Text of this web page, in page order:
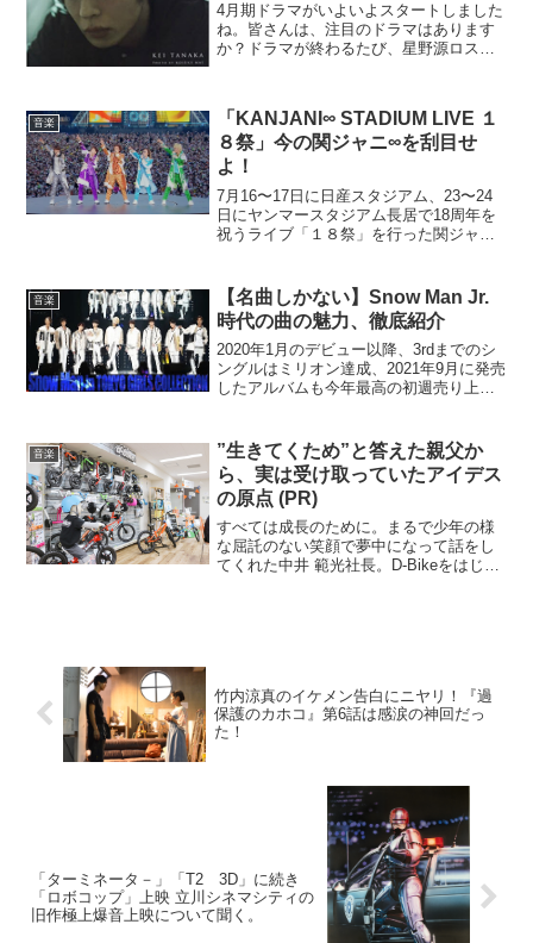
4月期ドラマがいよいよスタートしました
ね。皆さんは、注目のドラマはあります
か？ドラマが終わるたび、星野源ロスや
期、田中圭さんに注目しています！1月期
では「東京タラレバ娘...
音楽
「KANJANI∞ STADIUM LIVE １
８祭」今の関ジャニ∞を刮目せ
よ！
7月16〜17日に日産スタジアム、23〜24
日にヤンマースタジアム長居で18周年を
祝うライブ「１８祭」を行った関ジャニ
祭」が11月30日にリリース...
音楽
【名曲しかない】Snow Man Jr.
時代の曲の魅力、徹底紹介
2020年1月のデビュー以降、3rdまでのシ
ングルはミリオン達成、2021年9月に発売
したアルバムも今年最高の初週売り上げ
と、快進撃が止まらないSnow Man。デ
ビ...
音楽
”生きてくため”と答えた親父か
ら、実は受け取っていたアイデス
の原点 (PR)
すべては成長のために。まるで少年の様
な屈託のない笑顔で夢中になって話をし
てくれた中井 範光社長。D-Bikeをはじ
竹内涼真のイケメン告白にニヤリ！『過
保護のカホコ』第6話は感涙の神回だっ
た！
「ターミネータ－」「T2 3D」に続き
「ロボコップ」上映 立川シネマシティの
旧作極上爆音上映について聞く。